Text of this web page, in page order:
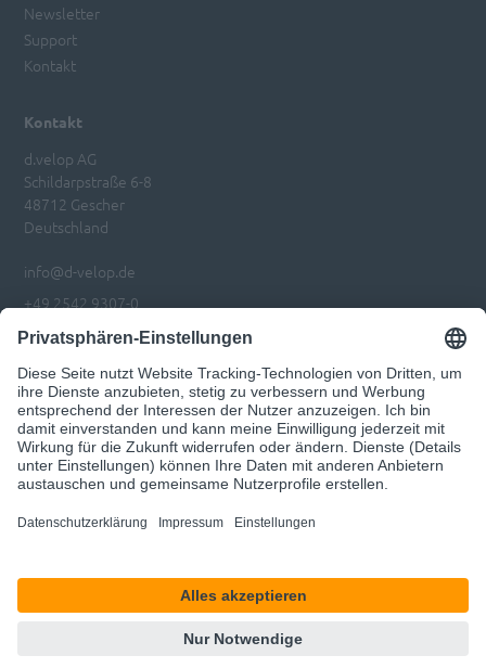
Kontakt
d.velop AG
Schildarpstraße 6-8
48712 Gescher
Deutschland
info@d-velop.de
+49 2542 9307-0
Newsletter
Support
Kontakt
Impressum
© 2026 d.velop
Unser Angebot richtet sich ausschließlich an Geschäftskunden.